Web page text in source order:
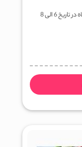
نمایشگاه گیاهان و گل Iberflora این نمایشگاه در تاریخ 6 الی 8